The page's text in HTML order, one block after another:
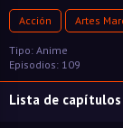
Acción Artes
Tipo: Anime
Episodios: 109
Lista de capítulos